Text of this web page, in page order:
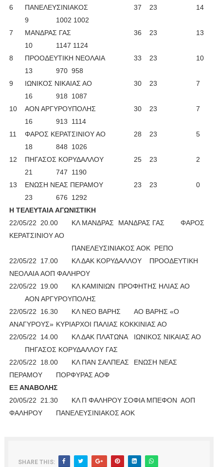
6 ΠΑΝΕΛΕΥΣΙΝΙΑΚΟΣ 37 23
14
9
1002 1002
7
ΜΑΝΔΡΑΣ ΓΑΣ 36 23
13
10
1147 1124
8
ΠΡΟΟΔΕΥΤΙΚΗ ΝΕΟΛΑΙΑ 33 23
10
13
970 958
9
ΙΩΝΙΚΟΣ ΝΙΚΑΙΑΣ ΑΟ 30 23
7
16
918
1087
10
ΑΟΝ ΑΡΓΥΡΟΥΠΟΛΗΣ 30 23
7
16
913
1114
11
ΦΑΡΟΣ ΚΕΡΑΤΣΙΝΙΟΥ ΑΟ 28 23
5
18
848
1026
12
ΠΗΓΑΣΟΣ ΚΟΡΥΔΑΛΛΟΥ 25 23
2
21
747
1190
13
ΕΝΩΣΗ ΝΕΑΣ ΠΕΡΑΜΟΥ 23 23
0
23
676
1292
Η ΤΕΛΕΥΤΑΙΑ ΑΓΩΝΙΣΤΙΚΗ
22/05/22
20.00 ΚΛ ΜΑΝΔΡΑΣ ΜΑΝΔΡΑΣ ΓΑΣ
ΦΑΡΟΣ
ΚΕΡΑΤΣΙΝΙΟΥ ΑΟ
ΠΑΝΕΛΕΥΣΙΝΙΑΚΟΣ ΑΟΚ ΡΕΠΟ
22/05/22
17.00 ΚΛ ΔΑΚ ΚΟΡΥΔΑΛΛΟΥ
ΠΡΟΟΔΕΥΤΙΚΗ
ΝΕΟΛΑΙΑΑΟΠ ΦΑΛΗΡΟΥ
22/05/22
19.00 ΚΛ ΚΑΜΙΝΙΩΝ ΠΡΟΦΗΤΗΣ ΗΛΙΑΣ ΑΟ
ΑΟΝ ΑΡΓΥΡΟΥΠΟΛΗΣ
22/05/22
16.30 ΚΛ ΝΕΟ ΒΑΡΗΣ
ΑΟ ΒΑΡΗΣ «Ο
ΑΝΑΓΥΡΟΥΣ» ΚΥΡΙΑΡΧΟΙ ΠΑΛΙΑΣ ΚΟΚΚΙΝΙΑΣ ΑΟ
22/05/22
14.00 ΚΛ ΔΑΚ ΠΛΑΤΩΝΑ
ΙΩΝΙΚΟΣ ΝΙΚΑΙΑΣ ΑΟ
ΠΗΓΑΣΟΣ ΚΟΡΥΔΑΛΛΟΥ ΓΑΣ
22/05/22
18.00 ΚΛ ΠΑΝ ΣΑΛΠΕΑΣ
ΕΝΩΣΗ ΝΕΑΣ
ΠΕΡΑΜΟΥ
ΠΟΡΦΥΡΑΣ ΑΟΦ
ΕΞ ΑΝΑΒΟΛΗΣ
20/05/22
21.30 ΚΛ Π ΦΑΛΗΡΟΥ ΣΟΦΙΑ ΜΠΕΦΟΝ ΑΟΠ
ΦΑΛΗΡΟΥ
ΠΑΝΕΛΕΥΣΙΝΙΑΚΟΣ ΑΟΚ
SHARE THIS: